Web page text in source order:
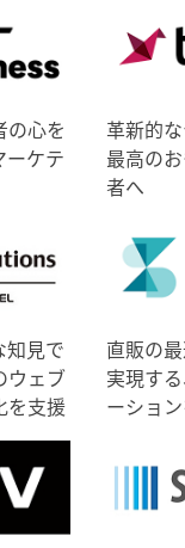
の心を
ーケテ
革新的
最高の
者へ
知見で
ウェブ
を支援
直販の
実現す
ーショ